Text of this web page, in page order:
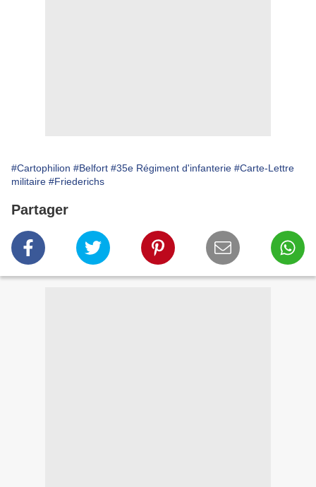
#Cartophilion #Belfort #35e Régiment d'infanterie #Carte-Lettre
militaire #Friederichs
Partager